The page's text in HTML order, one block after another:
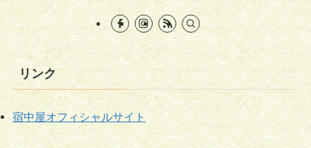
リンク
宿中屋オフィシャルサイト